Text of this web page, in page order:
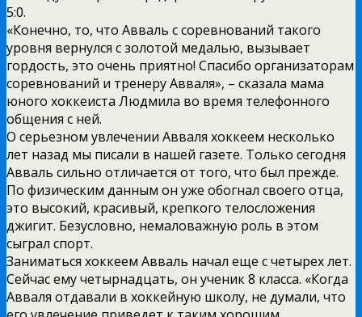
5:0.
«Конечно, то, что Авваль с соревнований такого
уровня вернулся с золотой медалью, вызывает
гордость, это очень приятно! Спасибо организаторам
соревнований и тренеру Авваля», – сказала мама
юного хоккеиста Людмила во время телефонного
общения с ней.
О серьезном увлечении Авваля хоккеем несколько
лет назад мы писали в нашей газете. Только сегодня
Авваль сильно отличается от того, что был прежде.
По физическим данным он уже обогнал своего отца,
это высокий, красивый, крепкого телосложения
джигит. Безусловно, немаловажную роль в этом
сыграл спорт.
Заниматься хоккеем Авваль начал еще с четырех лет.
Сейчас ему четырнадцать, он ученик 8 класса. «Когда
Авваля отдавали в хоккейную школу, не думали, что